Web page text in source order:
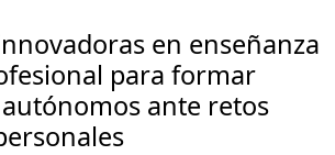
en enseñanza
para formar
ante retos